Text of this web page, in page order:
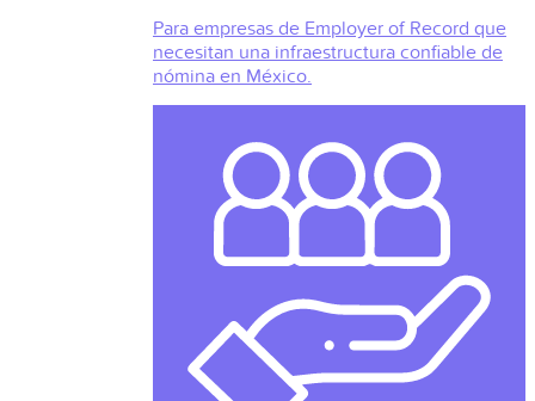
Para empresas de Employer of Record que
necesitan una infraestructura confiable de
nómina en México.